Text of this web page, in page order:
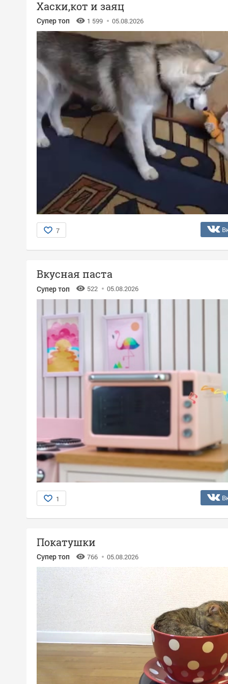
Хаски,кот и заяц
Супер топ 1 599 05.08.2026
7
Вкусная паста
Супер топ 522 05.08.2026
1
Покатушки
Супер топ 766 05.08.2026